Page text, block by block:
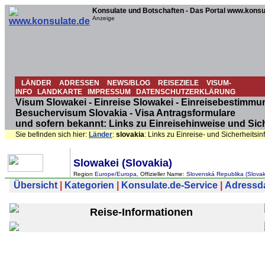
Konsulate und Botschaften - Das Portal
Anzeige
LÄNDER ADRESSEN NEWS/BLOG REISEZIELE
VISUM-
INFO
LANDKARTE IMPRESSUM DATENSCHUTZERKLÄRUNG
Visum Slowakei - Einreise Slowakei -
Besuchervisum Slovakia - Visa Antragsformulare
und sofern bekannt: Links zu Einreisehinweise und
Sie befinden sich hier: Länder: slovakia: Links zu Einreise- und
Slowakei (Slovakia)
Region Europe/Europa , Offizieller Name: Slovenská Republika
Übersicht Kategorien Konsulate.de-Service
Reise-Informationen